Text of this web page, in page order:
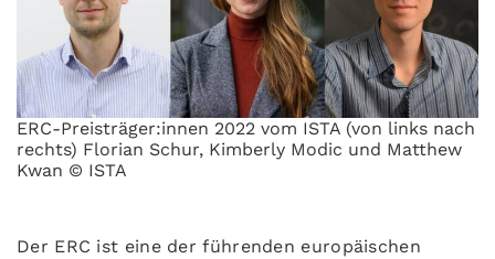
ERC-Preisträger:innen 2022 vom ISTA (von links nach
rechts) Florian Schur, Kimberly Modic und Matthew
Kwan © ISTA
Der ERC ist eine der führenden europäischen